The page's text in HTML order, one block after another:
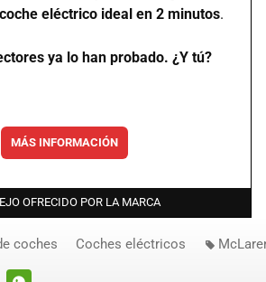
eléctrico ideal en 2 minutos.
ya lo han probado. ¿Y tú?
MÁS INFORMACIÓN
OFRECIDO POR LA MARCA
coches Coches eléctricos